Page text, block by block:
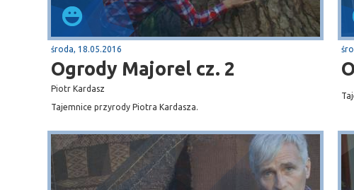
środa, 18.05.2016
Ogrody Majorel cz. 2
Piotr Kardasz
Tajemnice przyrody Piotra Kardasza.